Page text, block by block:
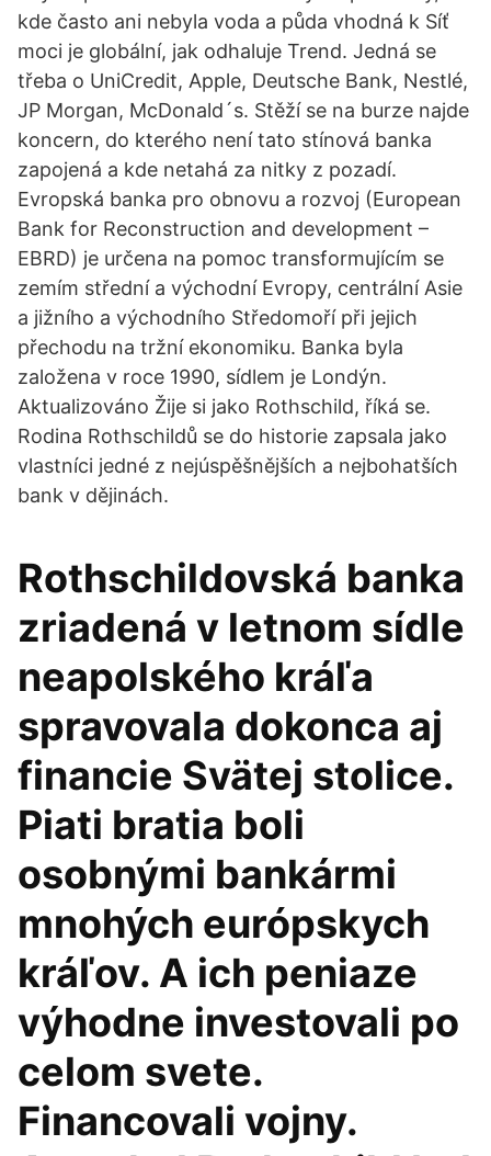
kde často ani nebyla voda a půda vhodná k Síť
moci je globální, jak odhaluje Trend. Jedná se
třeba o UniCredit, Apple, Deutsche Bank, Nestlé,
JP Morgan, McDonald´s. Stěží se na burze najde
koncern, do kterého není tato stínová banka
zapojená a kde netahá za nitky z pozadí.
Evropská banka pro obnovu a rozvoj (European
Bank for Reconstruction and development –
EBRD) je určena na pomoc transformujícím se
zemím střední a východní Evropy, centrální Asie
a jižního a východního Středomoří při jejich
přechodu na tržní ekonomiku. Banka byla
založena v roce 1990, sídlem je Londýn.
Aktualizováno Žije si jako Rothschild, říká se.
Rodina Rothschildů se do historie zapsala jako
vlastníci jedné z nejúspěšnějších a nejbohatších
bank v dějinách.
Rothschildovská banka
zriadená v letnom sídle
neapolského kráľa
spravovala dokonca aj
financie Svätej stolice.
Piati bratia boli
osobnými bankármi
mnohých európskych
kráľov. A ich peniaze
výhodne investovali po
celom svete.
Financovali vojny.